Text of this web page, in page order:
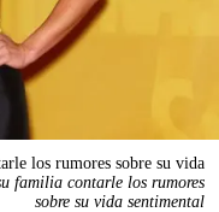
los rumores sobre su vida
familia contarle los rumores
sobre su vida sentimental